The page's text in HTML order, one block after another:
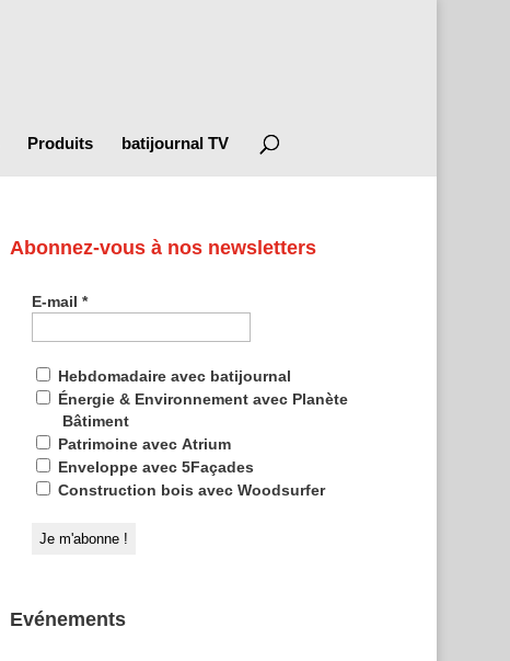
Produits batijournal TV
Abonnez-vous à nos newsletters
E-mail*
Hebdomadaire avec batijournal
Énergie & Environnement avec Planète
Bâtiment
Patrimoine avec Atrium
Enveloppe avec 5Façades
Construction bois avec Woodsurfer
Evénements